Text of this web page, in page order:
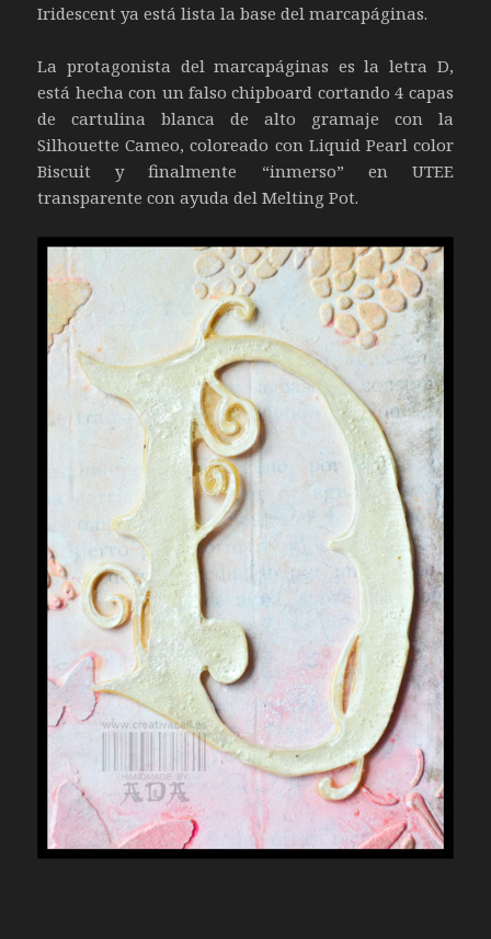
Iridescent ya está lista la base del marcapáginas.
La protagonista del marcapáginas es la letra D,
está hecha con un falso chipboard cortando 4 capas
de cartulina blanca de alto gramaje con la
Silhouette Cameo, coloreado con Liquid Pearl color
Biscuit y finalmente “inmerso” en UTEE
transparente con ayuda del Melting Pot.